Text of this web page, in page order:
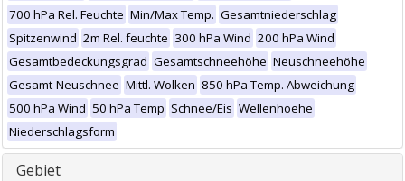
700 hPa Rel. Feuchte Min/Max Temp. Gesamtniederschlag
Spitzenwind 2m Rel. feuchte 300 hPa Wind 200 hPa Wind
Gesamtbedeckungsgrad Gesamtschneehöhe Neuschneehöhe
Gesamt-Neuschnee Mittl. Wolken 850 hPa Temp. Abweichung
500 hPa Wind 50 hPa Temp Schnee/Eis Wellenhoehe
Niederschlagsform
Gebiet